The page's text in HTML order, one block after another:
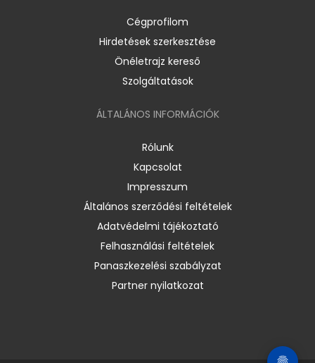
Cégprofilom
Hirdetések szerkesztése
Önéletrajz kereső
Szolgáltatások
ÁLTALÁNOS INFORMÁCIÓK
Rólunk
Kapcsolat
Impresszum
Általános szerződési feltételek
Adatvédelmi tájékoztató
Felhasználási feltételek
Panaszkezelési szabályzat
Partner nyilatkozat